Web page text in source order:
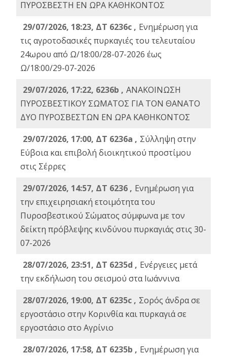
ΠΥΡΟΣΒΕΣΤΗ ΕΝ ΩΡΑ ΚΑΘΗΚΟΝΤΟΣ
29/07/2026, 18:23, ΔΤ 6236c , Ενημέρωση για
τις αγροτοδασικές πυρκαγιές του τελευταίου
24ωρου από Ω/18:00/28-07-2026 έως
Ω/18:00/29-07-2026
29/07/2026, 17:22, 6236b , ΑΝΑΚΟΙΝΩΣΗ
ΠΥΡΟΣΒΕΣΤΙΚΟΥ ΣΩΜΑΤΟΣ ΓΙΑ ΤΟΝ ΘΑΝΑΤΟ
ΔΥΟ ΠΥΡΟΣΒΕΣΤΩΝ ΕΝ ΩΡΑ ΚΑΘΗΚΟΝΤΟΣ
29/07/2026, 17:00, ΔΤ 6236a , Σύλληψη στην
Εύβοια και επιβολή διοικητικού προστίμου
στις Σέρρες
29/07/2026, 14:57, ΔΤ 6236 , Ενημέρωση για
την επιχειρησιακή ετοιμότητα του
Πυροσβεστικού Σώματος σύμφωνα με τον
δείκτη πρόβλεψης κινδύνου πυρκαγιάς στις 30-
07-2026
28/07/2026, 23:51, ΔΤ 6235d , Ενέργειες μετά
την εκδήλωση του σεισμού στα Ιωάννινα
28/07/2026, 19:00, ΔΤ 6235c , Σορός άνδρα σε
εργοστάσιο στην Κορινθία και πυρκαγιά σε
εργοστάσιο στο Αγρίνιο
28/07/2026, 17:58, ΔΤ 6235b , Ενημέρωση για